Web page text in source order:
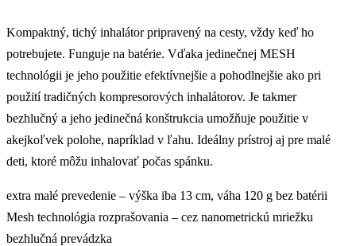
Kompaktný, tichý inhalátor pripravený na cesty, vždy keď ho
potrebujete. Funguje na batérie. Vďaka jedinečnej MESH
technológii je jeho použitie efektívnejšie a pohodlnejšie ako pri
použití tradičných kompresorových inhalátorov. Je takmer
bezhlučný a jeho jedinečná konštrukcia umožňuje použitie v
akejkoľvek polohe, napríklad v ľahu. Ideálny prístroj aj pre malé
deti, ktoré môžu inhalovať počas spánku.
extra malé prevedenie – výška iba 13 cm, váha 120 g bez batérii
Mesh technológia rozprašovania – cez nanometrickú mriežku
bezhlučná prevádzka